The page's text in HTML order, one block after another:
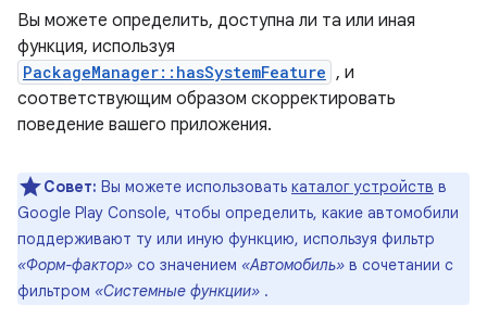
Вы можете определить, доступна ли та или иная
функция, используя
PackageManager::hasSystemFeature , и
соответствующим образом скорректировать
поведение вашего приложения.
Совет: Вы можете использовать каталог устройств в
Google Play Console, чтобы определить, какие автомобили
поддерживают ту или иную функцию, используя фильтр
«Форм-фактор» со значением «Автомобиль» в сочетании с
фильтром «Системные функции» .